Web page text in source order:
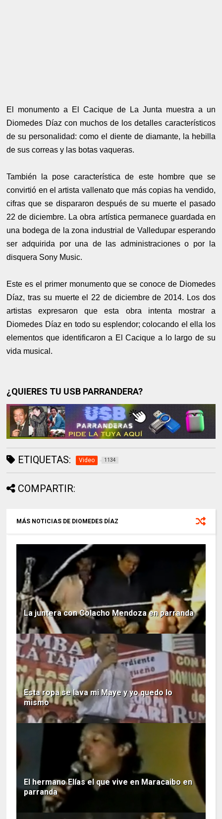
El monumento a El Cacique de La Junta muestra a un
Diomedes Díaz con muchos de los detalles característicos
de su personalidad: como el diente de diamante, la hebilla
de sus correas y las botas vaqueras.
También la pose característica de este hombre que se
convirtió en el artista vallenato que más copias ha vendido,
cifras que se dispararon después de su muerte el pasado
22 de diciembre. La obra artística permanece guardada en
una bodega de la zona industrial de Valledupar esperando
ser adquirida por una de las administraciones o por la
disquera Sony Music.
Este es el primer monumento que se conoce de Diomedes
Díaz, tras su muerte el 22 de diciembre de 2014. Los dos
artistas expresaron que esta obra intenta mostrar a
Diomedes Díaz en todo su esplendor; colocando el ella los
elementos que identificaron a El Cacique a lo largo de su
vida musical.
¿QUIERES TU USB PARRANDERA?
ETIQUETAS: Video 1134
COMPARTIR:
MÁS NOTICIAS DE DIOMEDES DÍAZ
La juntera con Colacho Mendoza en parranda
Esta ropa se lava mi Maye y yo quedo lo
mismo
El hermano Elías el que vive en Maracaibo en
parranda